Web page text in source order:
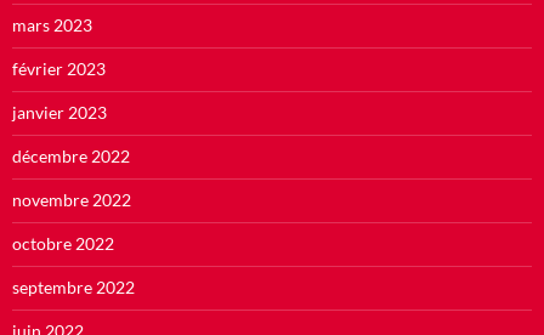
mars 2023
février 2023
janvier 2023
décembre 2022
novembre 2022
octobre 2022
septembre 2022
juin 2022